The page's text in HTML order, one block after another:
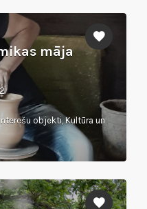
māja
objekti, Kultūra un